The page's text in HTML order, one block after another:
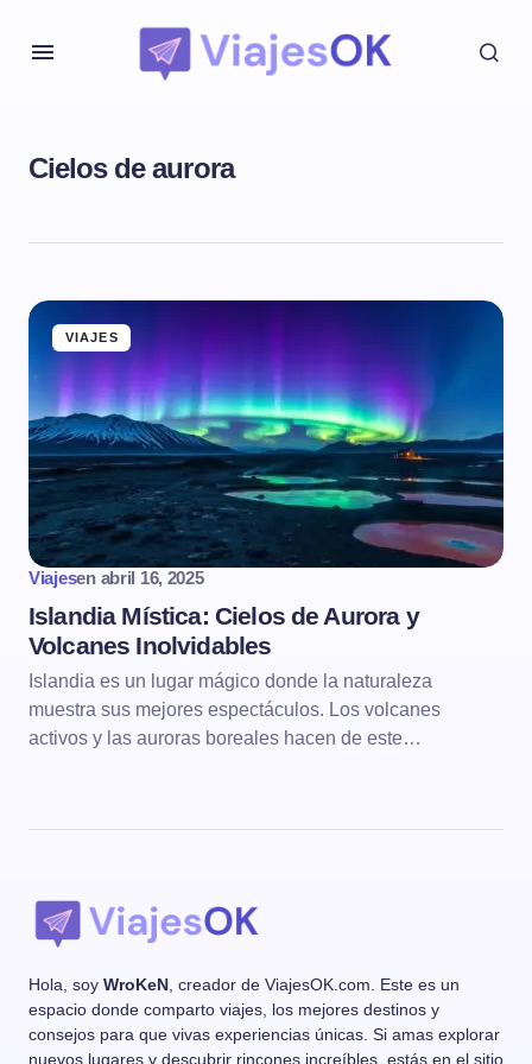
Cielos de aurora
VIAJES
Viajesen abril 16, 2025
Islandia Mística: Cielos de Aurora y
Volcanes Inolvidables
Islandia es un lugar mágico donde la naturaleza
muestra sus mejores espectáculos. Los volcanes
activos y las auroras boreales hacen de este…
Hola, soy WroKeN , creador de ViajesOK.com. Este es un
espacio donde comparto viajes, los mejores destinos y
consejos para que vivas experiencias únicas. Si amas explorar
nuevos lugares y descubrir rincones increíbles, estás en el sitio